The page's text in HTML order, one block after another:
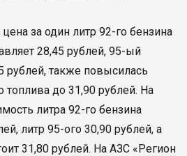
за один литр 92-го бензина
28,45 рублей, 95-ый
рублей, также повысилась
топлива до 31,90 рублей. На
литра 92-го бензина
литр 95-ого 30,90 рублей, а
31,80 рублей. На АЗС «Регион